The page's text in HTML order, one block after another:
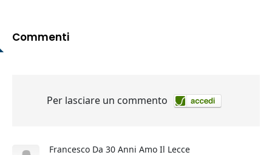
Commenti